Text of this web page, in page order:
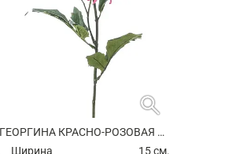
search
ГЕОРГИНА КРАСНО-РОЗОВАЯ ИСКУССТВЕННАЯ
Ширина
15 см.